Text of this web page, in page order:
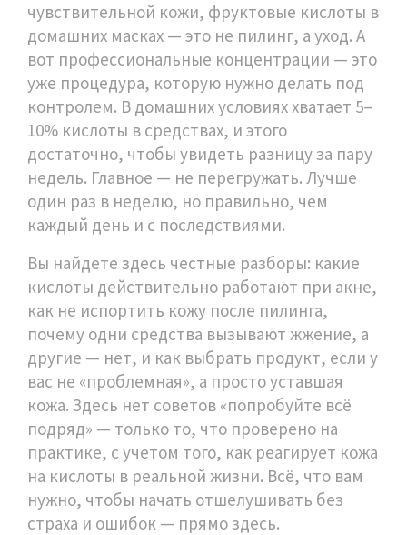
чувствительной кожи, фруктовые кислоты в
домашних масках — это не пилинг, а уход. А
вот профессиональные концентрации — это
уже процедура, которую нужно делать под
контролем. В домашних условиях хватает 5–
10% кислоты в средствах, и этого
достаточно, чтобы увидеть разницу за пару
недель. Главное — не перегружать. Лучше
один раз в неделю, но правильно, чем
каждый день и с последствиями.
Вы найдете здесь честные разборы: какие
кислоты действительно работают при акне,
как не испортить кожу после пилинга,
почему одни средства вызывают жжение, а
другие — нет, и как выбрать продукт, если у
вас не «проблемная», а просто уставшая
кожа. Здесь нет советов «попробуйте всё
подряд» — только то, что проверено на
практике, с учетом того, как реагирует кожа
на кислоты в реальной жизни. Всё, что вам
нужно, чтобы начать отшелушивать без
страха и ошибок — прямо здесь.